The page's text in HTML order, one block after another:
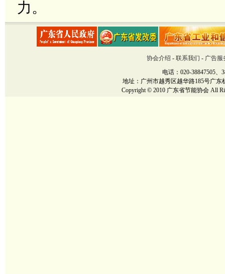
力。
协会介绍 - 联系我们 - 广告服
电话：020-38847505、
地址：广州市越秀区越华路185号广东
Copyright © 2010 广东省节能协会 All